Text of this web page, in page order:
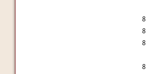
8
8
8
8